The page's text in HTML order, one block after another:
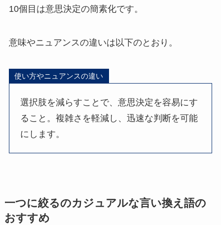
10個目は意思決定の簡素化です。
意味やニュアンスの違いは以下のとおり。
使い方やニュアンスの違い
選択肢を減らすことで、意思決定を容易にす
ること。複雑さを軽減し、迅速な判断を可能
にします。
一つに絞るのカジュアルな言い換え語の
おすすめ